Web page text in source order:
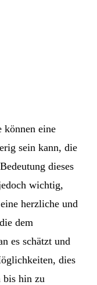
können eine
sein kann, die
dieses
wichtig,
herzliche und
dem
es schätzt und
dies
bis hin zu